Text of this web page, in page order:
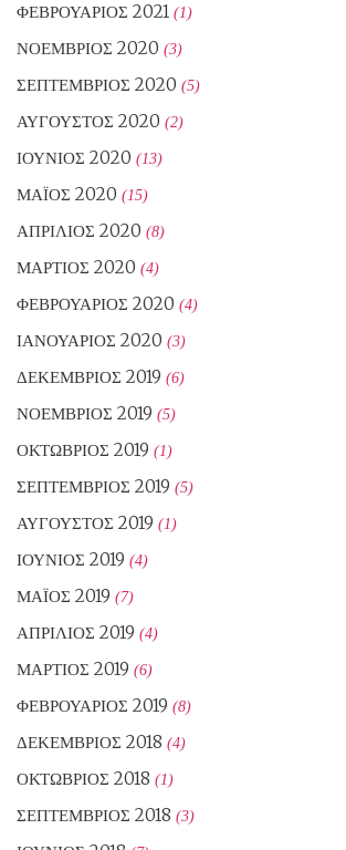
ΦΕΒΡΟΥΆΡΙΟΣ 2021 (1)
ΝΟΈΜΒΡΙΟΣ 2020 (3)
ΣΕΠΤΈΜΒΡΙΟΣ 2020 (5)
ΑΎΓΟΥΣΤΟΣ 2020 (2)
ΙΟΎΝΙΟΣ 2020 (13)
ΜΆΙΟΣ 2020 (15)
ΑΠΡΊΛΙΟΣ 2020 (8)
ΜΆΡΤΙΟΣ 2020 (4)
ΦΕΒΡΟΥΆΡΙΟΣ 2020 (4)
ΙΑΝΟΥΆΡΙΟΣ 2020 (3)
ΔΕΚΈΜΒΡΙΟΣ 2019 (6)
ΝΟΈΜΒΡΙΟΣ 2019 (5)
ΟΚΤΏΒΡΙΟΣ 2019 (1)
ΣΕΠΤΈΜΒΡΙΟΣ 2019 (5)
ΑΎΓΟΥΣΤΟΣ 2019 (1)
ΙΟΎΝΙΟΣ 2019 (4)
ΜΆΙΟΣ 2019 (7)
ΑΠΡΊΛΙΟΣ 2019 (4)
ΜΆΡΤΙΟΣ 2019 (6)
ΦΕΒΡΟΥΆΡΙΟΣ 2019 (8)
ΔΕΚΈΜΒΡΙΟΣ 2018 (4)
ΟΚΤΏΒΡΙΟΣ 2018 (1)
ΣΕΠΤΈΜΒΡΙΟΣ 2018 (3)